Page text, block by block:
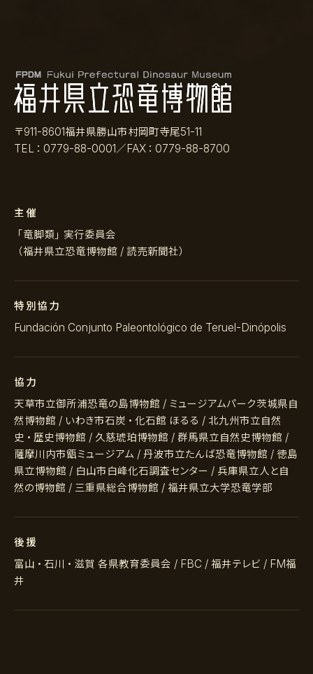
〒911-8601福井県勝山市村岡町寺尾51-11
TEL：0779-88-0001／FAX：0779-88-8700
主催
「竜脚類」実行委員会
（福井県立恐竜博物館 / 読売新聞社）
特別協力
Fundación Conjunto Paleontológico de Teruel-Dinópolis
協力
天草市立御所浦恐竜の島博物館 / ミュージアムパーク茨城県自
然博物館 / いわき市石炭・化石館 ほるる / 北九州市立自然
史・歴史博物館 / 久慈琥珀博物館 / 群馬県立自然史博物館 /
薩摩川内市甑ミュージアム / 丹波市立たんば恐竜博物館 / 徳島
県立博物館 / 白山市白峰化石調査センター / 兵庫県立人と自
然の博物館 / 三重県総合博物館 / 福井県立大学恐竜学部
後援
富山・石川・滋賀 各県教育委員会 / FBC / 福井テレビ / FM福
井